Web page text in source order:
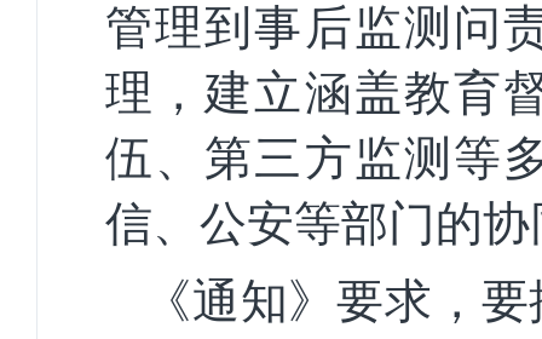
管理到事后监测问
理，建立涵盖教育
伍、第三方监测等
信、公安等部门的
《通知》要求，